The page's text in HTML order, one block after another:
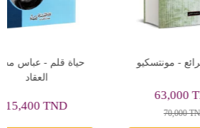
الكذاب النزيه و نصوص